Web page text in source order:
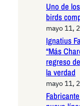
Uno de
birds
mayo 11,
Ignatius
“Más
regreso
la verdad
mayo 11,